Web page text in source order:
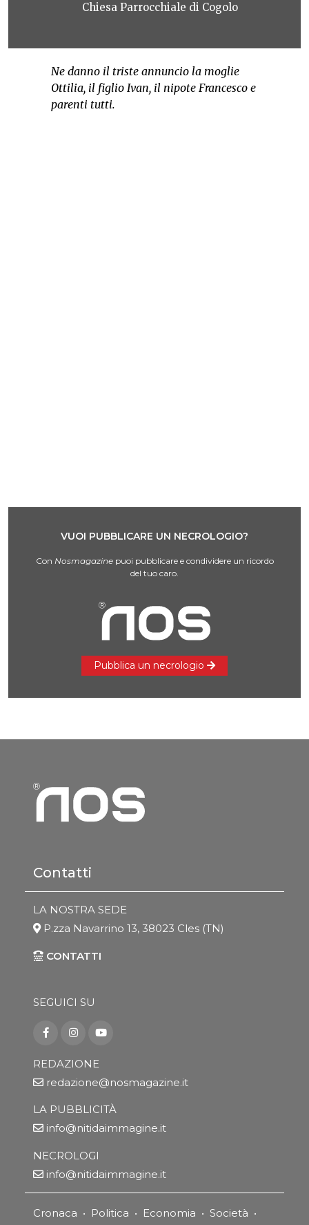
Chiesa Parrocchiale di Cogolo
Ne danno il triste annuncio la moglie
Ottilia, il figlio Ivan, il nipote Francesco e
parenti tutti.
VUOI PUBBLICARE UN NECROLOGIO?
Con Nosmagazinepuoi pubblicare e condividere un ricordo
del tuo caro.
Pubblica un necrologio
Contatti
LA NOSTRA SEDE
P.zza Navarrino 13, 38023 Cles (TN)
CONTATTI
SEGUICI SU
REDAZIONE
redazione@nosmagazine.it
LA PUBBLICITÀ
info@nitidaimmagine.it
NECROLOGI
info@nitidaimmagine.it
Cronaca • Politica • Economia • Società •